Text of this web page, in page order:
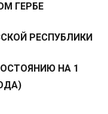
ГЕРБЕ
РЕСПУБЛИКИ
НА 1